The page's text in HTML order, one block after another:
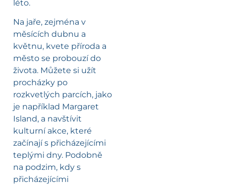
léto.
Na jaře, zejména v
měsících dubnu a
květnu, kvete příroda a
město se probouzí do
života. Můžete si užít
procházky po
rozkvetlých parcích, jako
je například Margaret
Island, a navštívit
kulturní akce, které
začínají s přicházejícími
teplými dny. Podobně
na podzim, kdy s
přicházejícími